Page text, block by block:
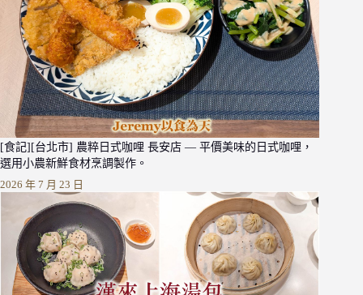
[食記][台北市] 農粹日式咖哩 長安店 — 平價美味的日式咖哩，
選用小農新鮮食材烹調製作。
2026 年 7 月 23 日